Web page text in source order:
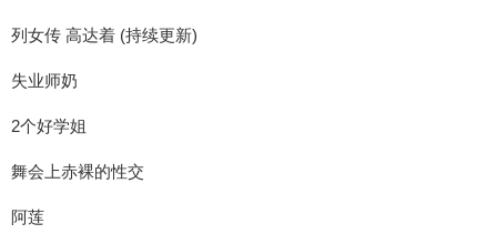
列女传 高达着 (持续更新)
失业师奶
2个好学姐
舞会上赤裸的性交
阿莲